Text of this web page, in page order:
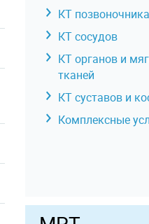
КТ позвоночника
КТ сосудов
КТ органов и
тканей
КТ суставов и
Комплексные